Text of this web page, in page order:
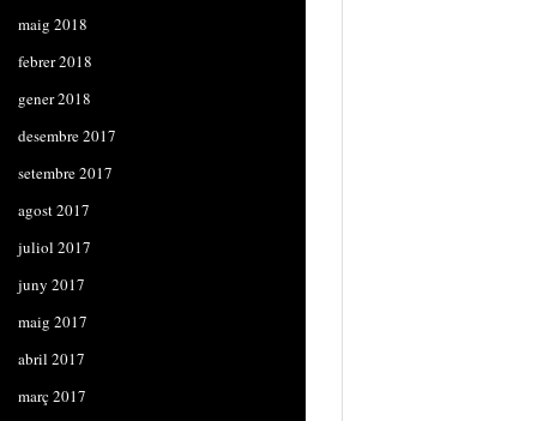
maig 2018
febrer 2018
gener 2018
desembre 2017
setembre 2017
agost 2017
juliol 2017
juny 2017
maig 2017
abril 2017
març 2017